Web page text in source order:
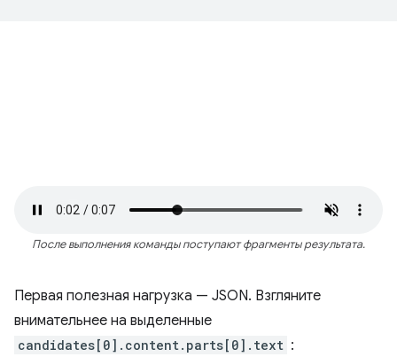
После выполнения команды поступают фрагменты результата.
Первая полезная нагрузка — JSON. Взгляните
внимательнее на выделенные
candidates[0].content.parts[0].text :